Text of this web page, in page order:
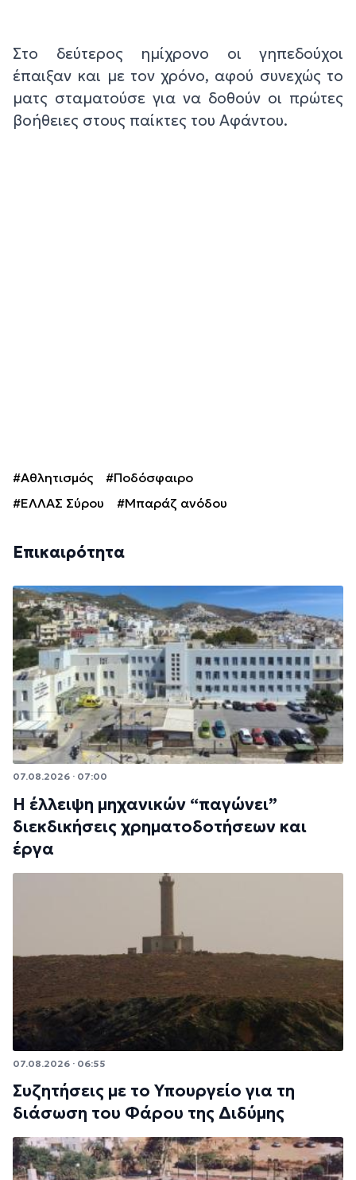
Στο δεύτερος ημίχρονο οι γηπεδούχοι
έπαιξαν και με τον χρόνο, αφού συνεχώς το
ματς σταματούσε για να δοθούν οι πρώτες
βοήθειες στους παίκτες του Αφάντου.
#Αθλητισμός
#Ποδόσφαιρο
#ΕΛΛΑΣ Σύρου
#Μπαράζ ανόδου
Επικαιρότητα
07.08.2026 · 07:00
Η έλλειψη μηχανικών “παγώνει”
διεκδικήσεις χρηματοδοτήσεων και
έργα
07.08.2026 · 06:55
Συζητήσεις με το Υπουργείο για τη
διάσωση του Φάρου της Διδύμης